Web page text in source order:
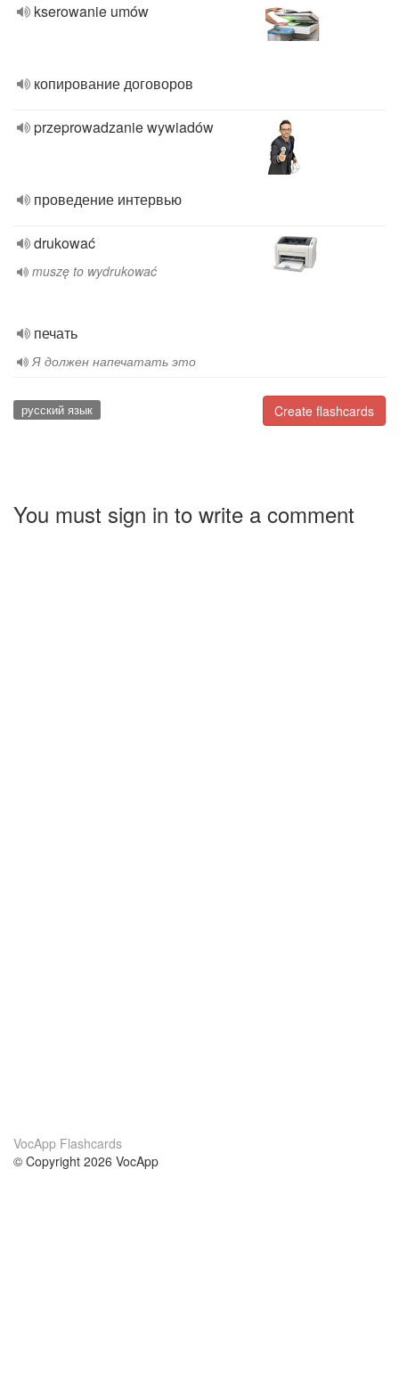
kserowanie umów
копирование договоров
przeprowadzanie wywiadów
проведение интервью
drukować
muszę to wydrukować
печать
Я должен напечатать это
Create flashcards
русский язык
You must sign in to write a comment
VocApp Flashcards
© Copyright 2026 VocApp